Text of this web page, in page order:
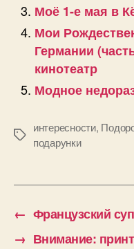
Моё 1-е мая в
Мои
Германии
кинотеатр
Модное
Позначки
интересности,
подарунки
← Французский
→ Внимание: